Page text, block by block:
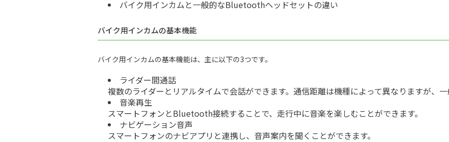
バイク用インカムと一般的なBluetoothヘッドセットの違い
バイク用インカムの基本機能
バイク用インカムの基本機能は、主に以下の3つです。
ライダー間通話
複数のライダーとリアルタイムで会話ができます。通信距離は機種によって異なりますが、
音楽再生
スマートフォンとBluetooth接続することで、走行中に音楽を楽しむことができます。
ナビゲーション音声
スマートフォンのナビアプリと連携し、音声案内を聞くことができます。